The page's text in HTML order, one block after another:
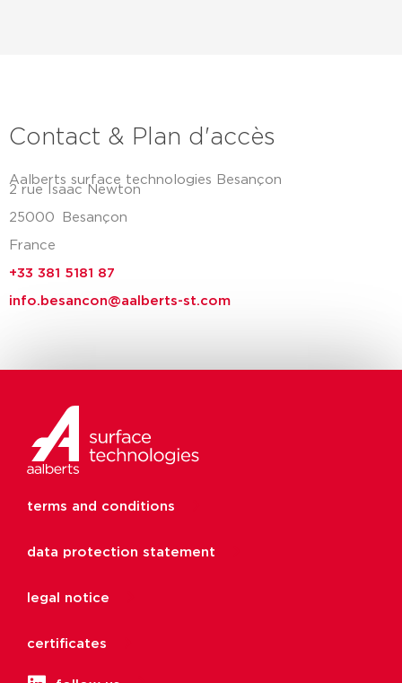
Contact & Plan d'accès
Aalberts surface technologies Besançon
2 rue Isaac Newton
25000 Besançon
France
+33 381 5181 87
info.besancon@aalberts-st.com
terms and conditions
data protection statement
legal notice
certificates